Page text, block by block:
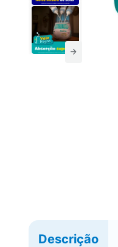
Descrição